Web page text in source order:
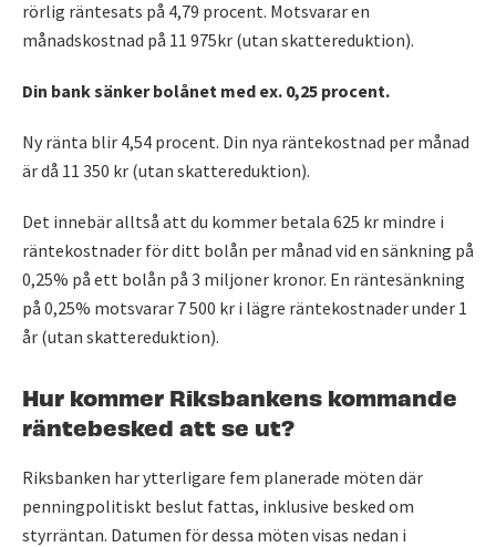
rörlig räntesats på 4,79 procent. Motsvarar en
månadskostnad på 11 975kr (utan skattereduktion).
Din bank sänker bolånet med ex. 0,25 procent.
Ny ränta blir 4,54 procent. Din nya räntekostnad per månad
är då 11 350 kr (utan skattereduktion).
Det innebär alltså att du kommer betala 625 kr mindre i
räntekostnader för ditt bolån per månad vid en sänkning på
0,25% på ett bolån på 3 miljoner kronor. En räntesänkning
på 0,25% motsvarar 7 500 kr i lägre räntekostnader under 1
år (utan skattereduktion).
Hur kommer Riksbankens kommande
räntebesked att se ut?
Riksbanken har ytterligare fem planerade möten där
penningpolitiskt beslut fattas, inklusive besked om
styrräntan. Datumen för dessa möten visas nedan i